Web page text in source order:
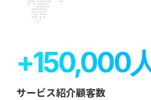
+150,000
サービス紹介顧客数